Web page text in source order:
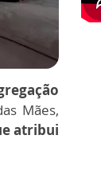
Mães,
atribui